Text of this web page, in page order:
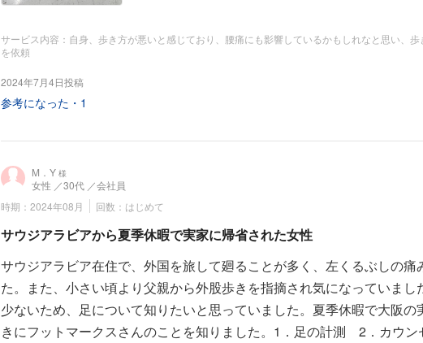
サービス内容：自身、歩き方が悪いと感じており、腰痛にも影響しているかもしれなと思い、
を依頼
2024年7月4日投稿
参考になった・ 1
M．Y 様
女性 ／30代 ／会社員
時期：2024年08月
回数：はじめて
サウジアラビアから夏季休暇で実家に帰省された女性
サウジアラビア在住で、外国を旅して廻ることが多く、左くるぶしの痛
た。また、小さい頃より父親から外股歩きを指摘され気になっていまし
少ないため、足について知りたいと思っていました。夏季休暇で大阪の
きにフットマークスさんのことを知りました。1．足の計測 2．カウ